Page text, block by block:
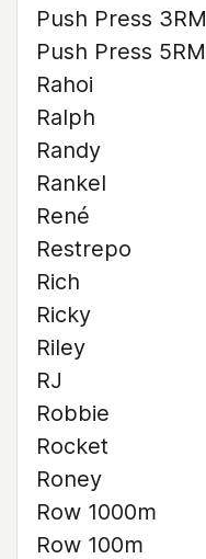
Push Press 3RM
Push Press 5RM
Rahoi
Ralph
Randy
Rankel
René
Restrepo
Rich
Ricky
Riley
RJ
Robbie
Rocket
Roney
Row 1000m
Row 100m